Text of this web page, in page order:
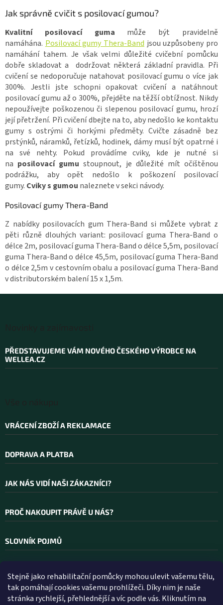
Stejně jako rehabilitační pomůcky mohou ulevit vašemu tělu,
tak pomáhají cookies vašemu prohlížeči. Díky nim je naše
stránka rychlejší, přehlednější a víc podle vás. Kliknutím na
Jak správně cvičit s posilovací gumou?
Kvalitní posilovací guma může být pravidelně
namáhána.Posilovací gumy Thera-Band jsou uzpůsobeny pro
namáhání tahem. Je však velmi důležité cvičební pomůcku
dobře skladovat a dodržovat některá základní pravidla. Při
cvičení se nedoporučuje natahovat posilovací gumu o více jak
300%. Jestli jste schopni opakovat cvičení a natáhnout
posilovací gumu až o 300%, přejděte na těžší obtížnost. Nikdy
nepoužívejte poškozenou či slepenou posilovací gumu, hrozí
její přetržení. Při cvičení dbejte na to, aby nedošlo ke kontaktu
gumy s ostrými či horkými předměty. Cvičte zásadně bez
prstýnků, náramků, řetízků, hodinek, dámy musí být opatrné i
na své nehty. Pokud provádíme cviky, kde je nutné si
na posilovací gumu stoupnout, je důležité mít očištěnou
podrážku, aby opět nedošlo k poškození posilovací
gumy. Cviky s gumou naleznete v sekci návody.
Posilovací gumy Thera-Band
Z nabídky posilovacích gum Thera-Band si můžete vybrat z
pěti různě dlouhých variant: posilovací guma Thera-Band o
délce 2m, posilovací guma Thera-Band o délce 5,5m, posilovací
guma Thera-Band o délce 45,5m, posilovací guma Thera-Band
o délce 2,5m v cestovním obalu a posilovací guma Thera-Band
v distributorském balení 15 x 1,5m.
PŘEDSTAVUJEME VÁM NOVÉHO ČESKÉHO VÝROBCE NA
WELLEA.CZ
VRÁCENÍ ZBOŽÍ A REKLAMACE
DOPRAVA A PLATBA
JAK NÁS VIDÍ NAŠI ZÁKAZNÍCI?
PROČ NAKOUPIT PRÁVĚ U NÁS?
SLOVNÍK POJMŮ
Kontakt